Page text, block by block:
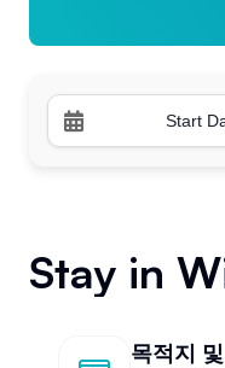
Stay in
목적지